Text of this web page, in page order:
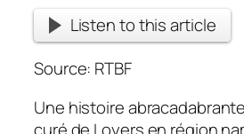
Listen to this article
Source: RTBF
Une histoire
curé de Loyers en région